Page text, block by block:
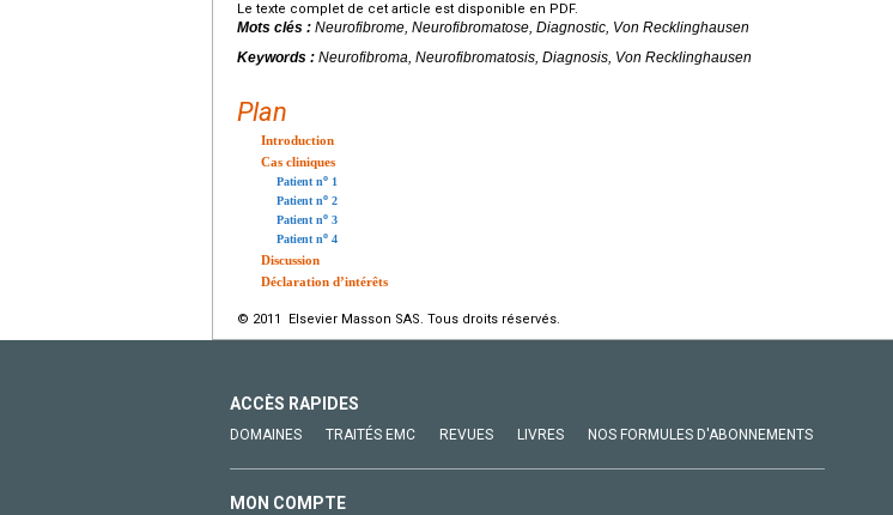
Le texte complet de cet article est disponible en PDF.
Mots clés : Neurofibrome, Neurofibromatose, Diagnostic, Von Recklinghausen
Keywords : Neurofibroma, Neurofibromatosis, Diagnosis, Von Recklinghausen
Plan
Introduction
Cas cliniques
Patient no 1
Patient no 2
Patient no 3
Patient no 4
Discussion
Déclaration d’intérêts
© 2011 Elsevier Masson SAS. Tous droits réservés.
ACCÈS RAPIDES
DOMAINES TRAITÉS EMC REVUES LIVRES NOS FORMULES D'ABONNEMENTS
MON COMPTE